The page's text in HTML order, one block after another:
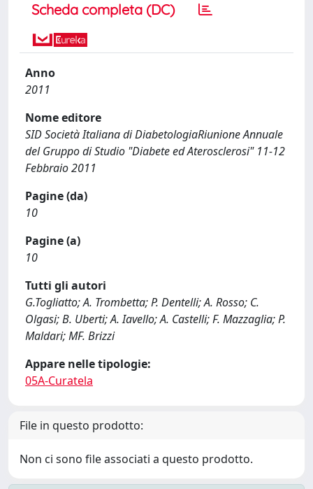
Scheda completa (DC)
Anno
2011
Nome editore
SID Società Italiana di DiabetologiaRiunione Annuale
del Gruppo di Studio "Diabete ed Aterosclerosi" 11-12
Febbraio 2011
Pagine (da)
10
Pagine (a)
10
Tutti gli autori
G.Togliatto; A. Trombetta; P. Dentelli; A. Rosso; C.
Olgasi; B. Uberti; A. Iavello; A. Castelli; F. Mazzaglia; P.
Maldari; MF. Brizzi
Appare nelle tipologie:
05A-Curatela
File in questo prodotto:
Non ci sono file associati a questo prodotto.